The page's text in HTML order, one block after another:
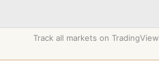
Track all markets on TradingView